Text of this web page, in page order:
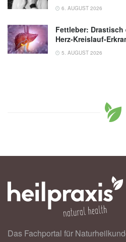
6. AUGUST 2026
Fettleber:
Herz-Kreislauf-
5. AUGUST 2026
Das Fachportal für